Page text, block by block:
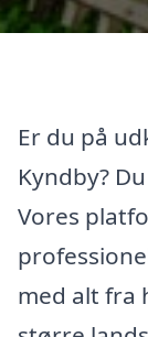
Er du på
Kyndby?
Vores
med alt fra